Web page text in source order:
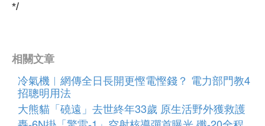
*/
相關文章
冷氣機︱網傳全日長開更慳電慳錢？ 電力部門教4
招聰明用法
大熊貓「磽遠」去世終年33歲 原生活野外獲救護